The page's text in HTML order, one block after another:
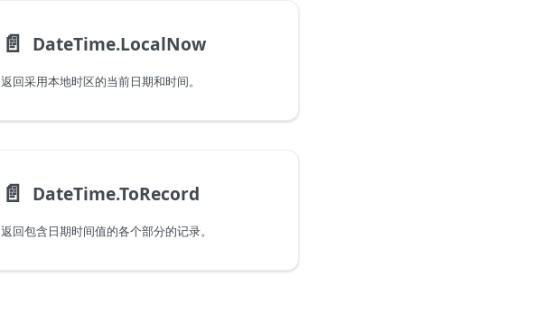
📄️ DateTime.LocalNow
返回采用本地时区的当前日期和时间。
📄️ DateTime.ToRecord
返回包含日期时间值的各个部分的记录。